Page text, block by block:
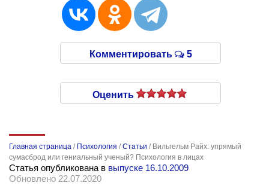
Комментировать 5
Оценить
Главная страница / Психология /Статьи / Вильгельм Райх: упрямый
сумасброд или гениальный ученый? Психология в лицах
Статья опубликована в выпуске 16.10.2009
Обновлено 22.07.2020